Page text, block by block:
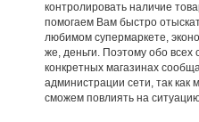
контролировать наличие
помогаем Вам быстро
любимом супермаркете,
же, деньги. Поэтому обо всех
конкретных магазинах
администрации сети, так как
сможем повлиять на